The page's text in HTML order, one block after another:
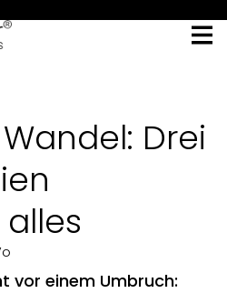
Drei
vor einem Umbruch: